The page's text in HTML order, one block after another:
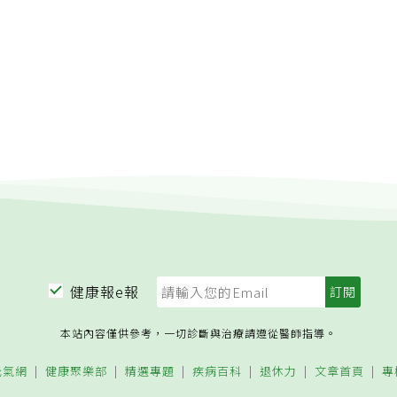
健康報e報
本站內容僅供參考，一切診斷與治療請遵從醫師指導。
網 健康聚樂部 精選專題 疾病百科 退休力 文章首頁